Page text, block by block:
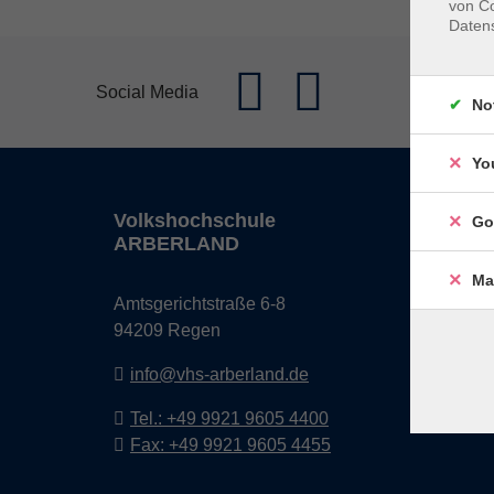
Social Media
Volkshochschule
ARBERLAND
Amtsgerichtstraße 6-8
94209 Regen
info@vhs-arberland.de
Tel.: +49 9921 9605 4400
Fax: +49 9921 9605 4455
08:30
von